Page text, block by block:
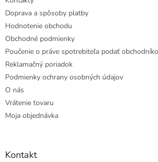
Doprava a spôsoby platby
Hodnotenie obchodu
Obchodné podmienky
Poučenie o práve spotrebiteľa podať
Reklamačný poriadok
Podmienky ochrany osobných údajov
O nás
Vrátenie tovaru
Moja objednávka
Kontakt